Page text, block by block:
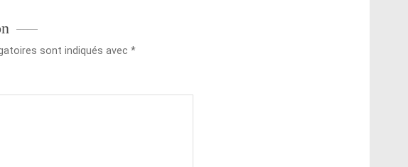
sont indiqués avec *